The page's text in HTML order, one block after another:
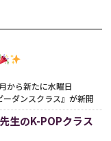
から新たに水曜日
ダンスクラス』が新開
は kaito先生
生のK-POPクラス